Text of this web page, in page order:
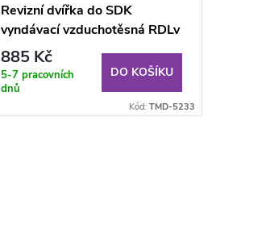
Revizní dvířka do SDK
vyndávací vzduchotěsná RDLv
300x400x12.5 mm GKB US
(V)
885 Kč
5-7 pracovních
dnů
DO KOŠÍKU
Kód: TMD-5233